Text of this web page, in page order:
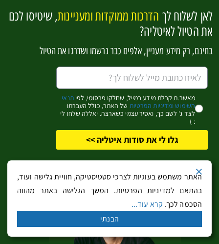
מלצ'זינה Malcesine ומונטה בלדו Monte Baldo
האתר משתמש בעוגיות לצרכי סטטיסטיקה, חוויית גלישה ועוד,
בהתאם למדיניות הפרטיות. המשך הגלישה באתר מהווה
הסכמה לכך. קרא עוד...
הבנתי
לאן לשלוח לך הדרכות ממוקדות ומעניינות, שיטיסו לכם
את הטיול לאיטליה?
בחינם, רק מידע מעניין, אלפים כבר נרשמו ושדרגו את הטיול
מאשר.ת קבלת מידע במייל, שחלקו פרסומי, לפיתנאי
השימוש ומדיניות הפרטיות של האתר, כולל העברתו
לצד ג' לשם כך, ואסיר עצמי כשארצה. יאללה שלחו לי
:-)
גלו לי את סודות איטליה >>